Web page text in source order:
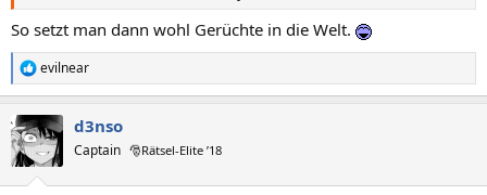
So setzt man dann wohl Gerüchte in die Welt.
R
e
k
t
i
evilnear
d3nso
Captain 🎅Rätsel-Elite ’18